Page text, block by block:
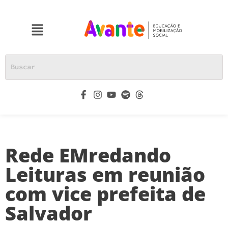
Rede EMredando
Leituras em reunião
com vice prefeita de
Salvador